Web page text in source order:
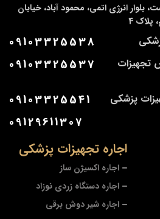
اجاره تجهیزات پزشکی
اجاره اکسیژن ساز
اجاره دستگاه زردی نوزاد
اجاره شیر دوش برقی
بلوار انرژی اتمی، محمود آباد، خیابان
4
09103325538
تجهیزات
09103325537
پزشکی 09103325541
09129611307